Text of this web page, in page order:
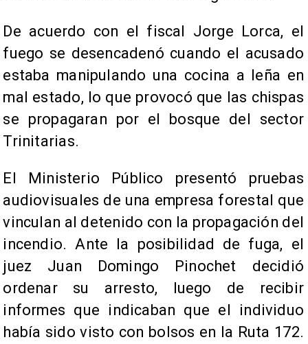
De acuerdo con el fiscal Jorge Lorca, el
fuego se desencadenó cuando el acusado
estaba manipulando una cocina a leña en
mal estado, lo que provocó que las chispas
se propagaran por el bosque del sector
Trinitarias.
El Ministerio Público presentó pruebas
audiovisuales de una empresa forestal que
vinculan al detenido con la propagación del
incendio. Ante la posibilidad de fuga, el
juez Juan Domingo Pinochet decidió
ordenar su arresto, luego de recibir
informes que indicaban que el individuo
había sido visto con bolsos en la Ruta 172.